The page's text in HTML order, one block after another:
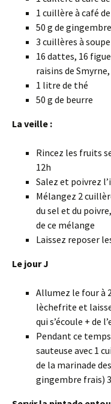
1 cuillère à café
50 g de
3 cuillères à
16 dattes, 16
raisins de
1 litre de thé
50 g de beurre
La veille :
Rincez les fruits
12h
Salez et poivrez
Mélangez 2
du sel et du
de ce mélange
Laissez reposer
Le jour J
Allumez le four à
lèchefrite et
qui s’écoule + de
Pendant ce
sauteuse avec 1
de la marinade
gingembre frais)